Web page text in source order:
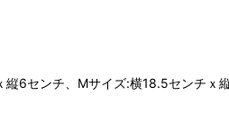
6センチ、Mサイズ:横18.5センチｘ